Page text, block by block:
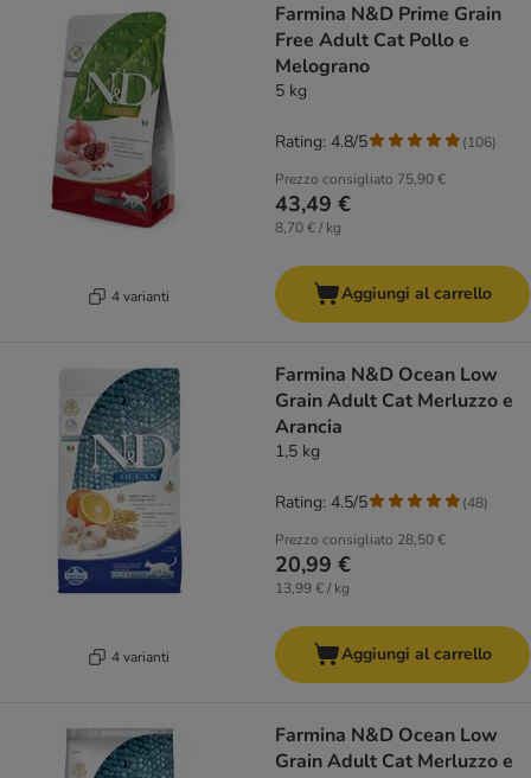
4 varianti
Farmina N&D Prime Grain
Free Adult Cat Pollo e
Melograno
5 kg
Prezzo consigliato 75,90 €
43,49 €
8,70 € / kg
Rating: 4.8/5 (106)
Aggiungi al carrello
4 varianti
Farmina N&D Ocean Low
Grain Adult Cat Merluzzo e
Arancia
1,5 kg
Prezzo consigliato 28,50 €
20,99 €
13,99 € / kg
Rating: 4.5/5 (48)
Aggiungi al carrello
Farmina N&D Ocean Low
Grain Adult Cat Merluzzo e